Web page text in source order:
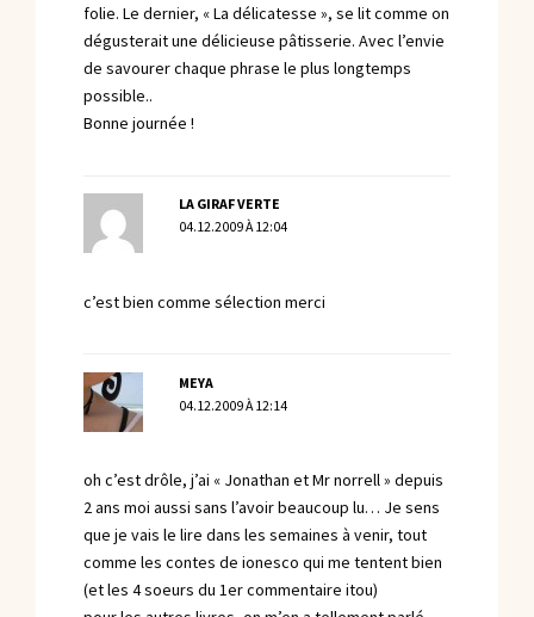
folie. Le dernier, « La délicatesse », se lit comme on
dégusterait une délicieuse pâtisserie. Avec l’envie
de savourer chaque phrase le plus longtemps
possible..
Bonne journée !
LA GIRAF VERTE
04.12.2009 À 12:04
c’est bien comme sélection merci
MEYA
04.12.2009 À 12:14
oh c’est drôle, j’ai « Jonathan et Mr norrell » depuis
2 ans moi aussi sans l’avoir beaucoup lu… Je sens
que je vais le lire dans les semaines à venir, tout
comme les contes de ionesco qui me tentent bien
(et les 4 soeurs du 1er commentaire itou)